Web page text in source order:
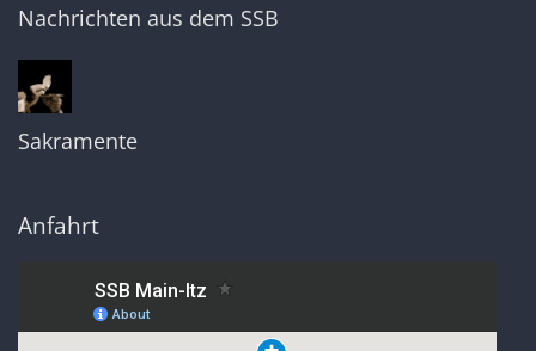
Nachrichten aus dem SSB
Sakramente
Anfahrt